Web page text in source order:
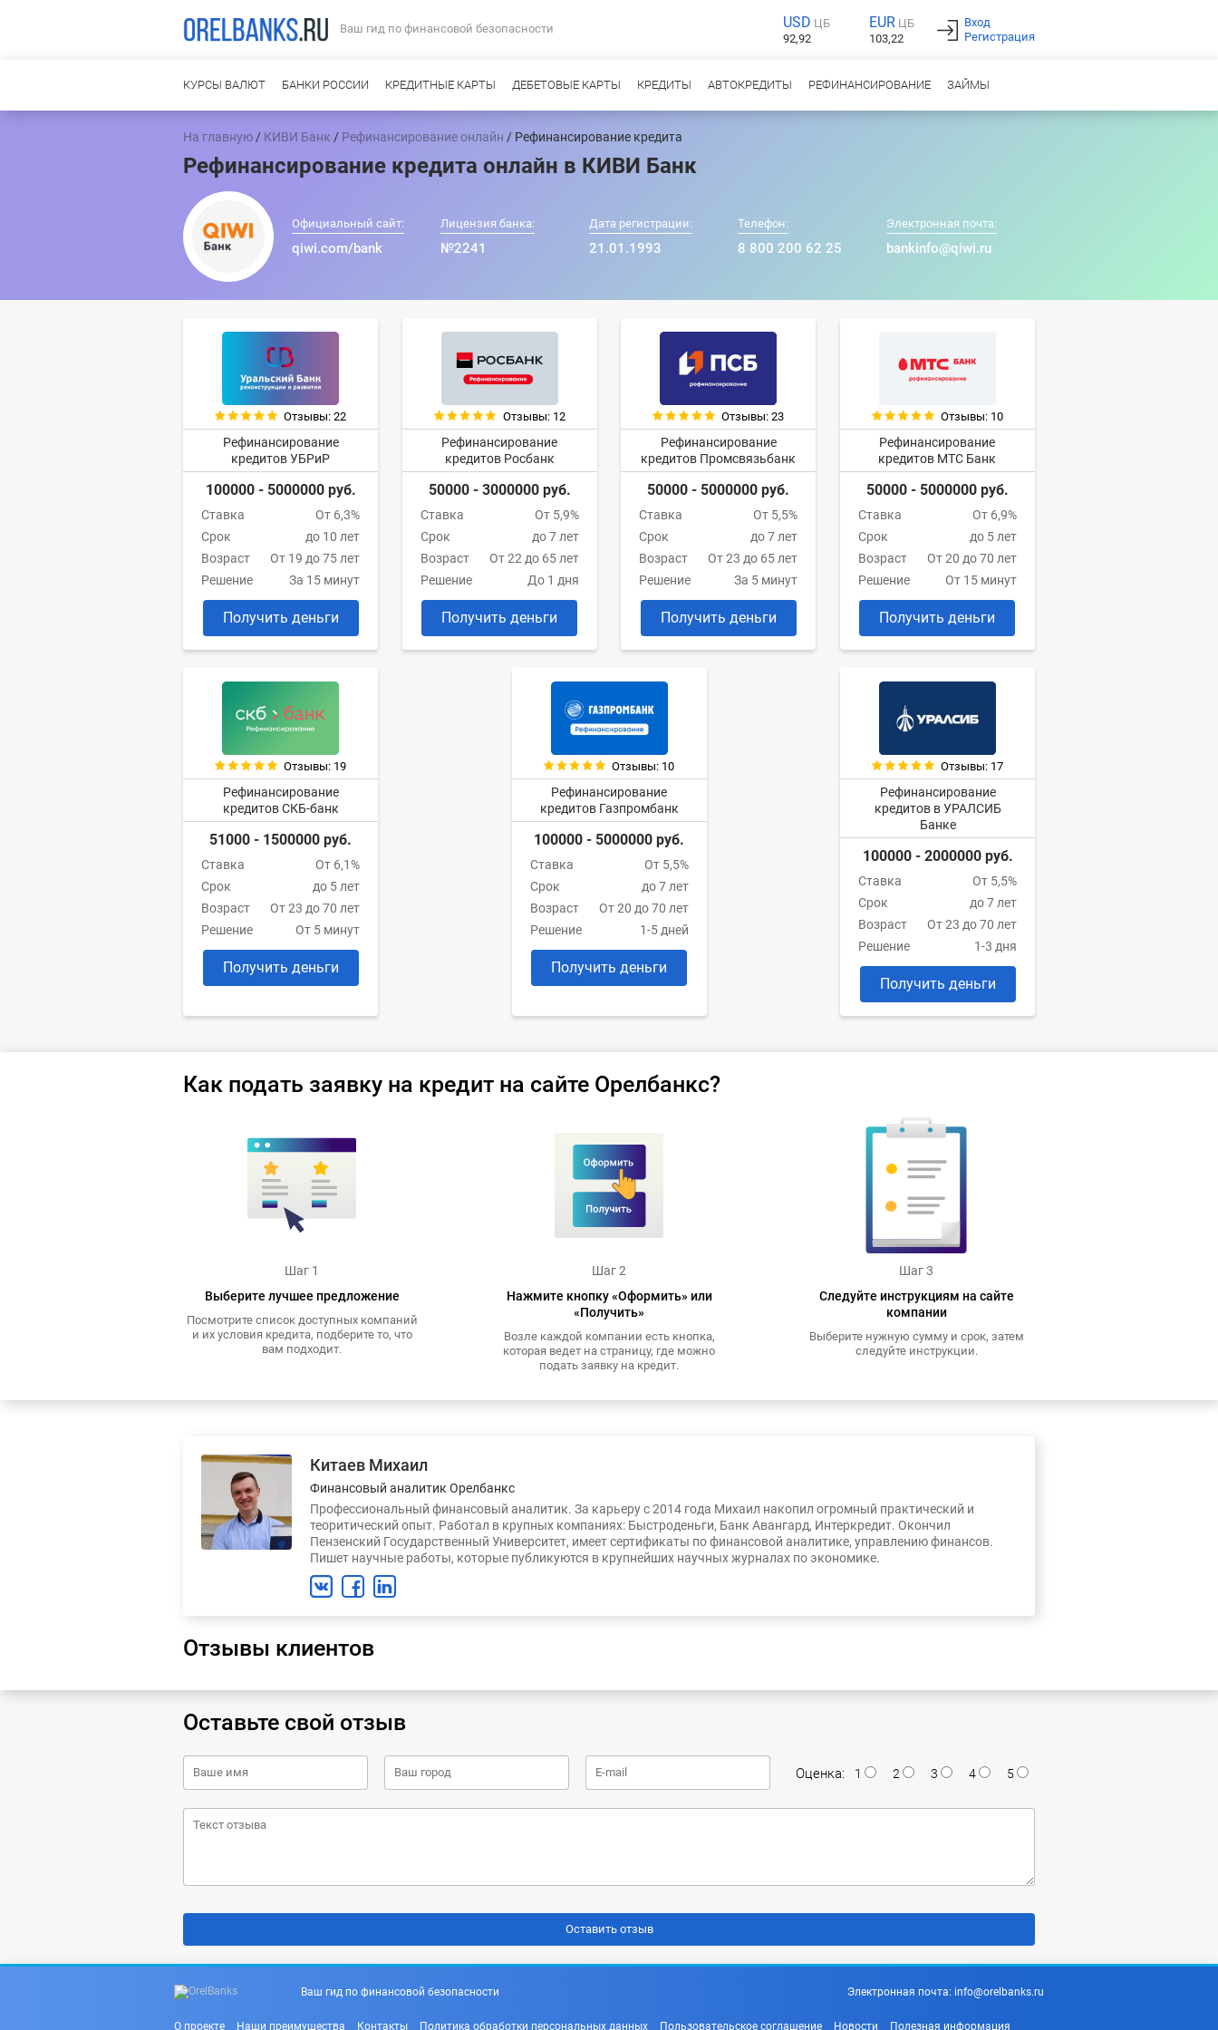
Ваш гид по финансовой безопасности USD ЦБ
92,92
EUR ЦБ
103,22
Вход
Регистрация
КУРСЫ ВАЛЮТ БАНКИ РОССИИ КРЕДИТНЫЕ КАРТЫ ДЕБЕТОВЫЕ КАРТЫ КРЕДИТЫ АВТОКРЕДИТЫ РЕФИНАНСИРОВАНИЕ ЗАЙМЫ
На главную / КИВИ Банк / Рефинансирование онлайн / Рефинансирование кредита
Рефинансирование кредита онлайн в КИВИ Банк
Официальный сайт:
qiwi.com/bank
Лицензия банка:
№2241
Дата регистрации:
21.01.1993
Телефон:
8 800 200 62 25
Электронная почта:
bankinfo@qiwi.ru
Отзывы: 22
Рефинансирование
кредитов УБРиР
100000 - 5000000 руб.
Ставка
От 6,3%
Срок
до 10 лет
Возраст
От 19 до 75 лет
Решение
За 15 минут
Получить деньги
Отзывы: 12
Рефинансирование
кредитов Росбанк
50000 - 3000000 руб.
Ставка
От 5,9%
Срок
до 7 лет
Возраст
От 22 до 65 лет
Решение
До 1 дня
Получить деньги
Отзывы: 23
Рефинансирование
кредитов Промсвязьбанк
50000 - 5000000 руб.
Ставка
От 5,5%
Срок
до 7 лет
Возраст
От 23 до 65 лет
Решение
За 5 минут
Получить деньги
Отзывы: 10
Рефинансирование
кредитов МТС Банк
50000 - 5000000 руб.
Ставка
От 6,9%
Срок
до 5 лет
Возраст
От 20 до 70 лет
Решение
От 15 минут
Получить деньги
Отзывы: 19
Рефинансирование
кредитов СКБ-банк
51000 - 1500000 руб.
Ставка
От 6,1%
Срок
до 5 лет
Возраст
От 23 до 70 лет
Решение
От 5 минут
Получить деньги
Отзывы: 10
Рефинансирование
кредитов Газпромбанк
100000 - 5000000 руб.
Ставка
От 5,5%
Срок
до 7 лет
Возраст
От 20 до 70 лет
Решение
1-5 дней
Получить деньги
Отзывы: 17
Рефинансирование
кредитов в УРАЛСИБ
Банке
100000 - 2000000 руб.
Ставка
От 5,5%
Срок
до 7 лет
Возраст
От 23 до 70 лет
Решение
1-3 дня
Получить деньги
Как подать заявку на кредит на сайте Орелбанкс?
Шаг 1
Выберите лучшее предложение
Посмотрите список доступных компаний
и их условия кредита, подберите то, что
вам подходит.
Шаг 2
Нажмите кнопку «Оформить» или
«Получить»
Возле каждой компании есть кнопка,
которая ведет на страницу, где можно
подать заявку на кредит.
Шаг 3
Следуйте инструкциям на сайте
компании
Выберите нужную сумму и срок, затем
следуйте инструкции.
Китаев Михаил
Финансовый аналитик Орелбанкс
Профессиональный финансовый аналитик. За карьеру с 2014 года Михаил накопил огромный практический и
теоритический опыт. Работал в крупных компаниях: Быстроденьги, Банк Авангард, Интеркредит. Окончил
Пензенский Государственный Университет, имеет сертификаты по финансовой аналитике, управлению финансов.
Пишет научные работы, которые публикуются в крупнейших научных журналах по экономике.
Отзывы клиентов
Оставьте свой отзыв
Оценка: 1 2 3 4 5
Ваш гид по финансовой безопасности Электронная почта: info@orelbanks.ru
О проекте Наши преимущества Контакты Политика обработки персональных данных Пользовательское соглашение Новости Полезная информация